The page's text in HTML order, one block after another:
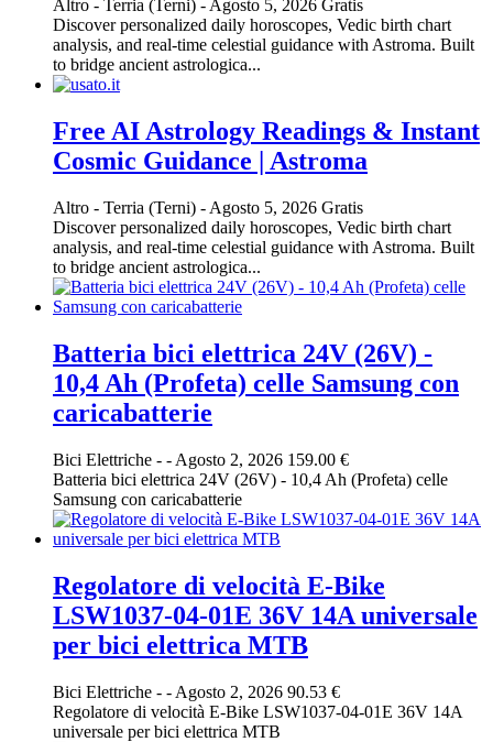
Altro - Terria (Terni) - Agosto 5, 2026 Gratis
Discover personalized daily horoscopes, Vedic birth chart
analysis, and real-time celestial guidance with Astroma. Built
to bridge ancient astrologica...
Free AI Astrology Readings & Instant
Cosmic Guidance | Astroma
Altro - Terria (Terni) - Agosto 5, 2026 Gratis
Discover personalized daily horoscopes, Vedic birth chart
analysis, and real-time celestial guidance with Astroma. Built
to bridge ancient astrologica...
Batteria bici elettrica 24V (26V) -
10,4 Ah (Profeta) celle Samsung con
caricabatterie
Bici Elettriche - - Agosto 2, 2026 159.00 €
Batteria bici elettrica 24V (26V) - 10,4 Ah (Profeta) celle
Samsung con caricabatterie
Regolatore di velocità E-Bike
LSW1037-04-01E 36V 14A universale
per bici elettrica MTB
Bici Elettriche - - Agosto 2, 2026 90.53 €
Regolatore di velocità E-Bike LSW1037-04-01E 36V 14A
universale per bici elettrica MTB